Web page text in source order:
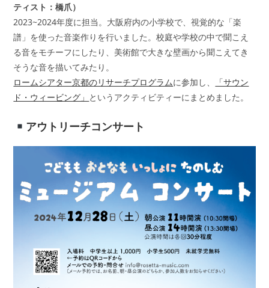
ティスト：橋爪）
2023~2024年度に担当。大阪府内の小学校で、視覚的な「楽
譜」を使った音楽作りを行いました。校庭や学校の中で聞こえ
る音をモチーフにしたり、美術館で大きな壁画から聞こえてき
そうな音を描いてみたり。
ロームシアター京都のリサーチプログラムに参加し、
「サウン
ド・ウィービング」 というアクティビティーにまとめました。
アウトリーチコンサート